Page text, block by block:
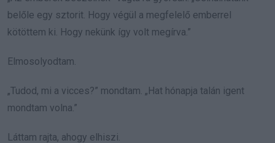
belőle egy sztorit. Hogy végül a megfelelő emberrel
kötöttem ki. Hogy nekünk így volt megírva.”
Elmosolyodtam.
„Tudod, mi a vicces?” mondtam. „Hat hónapja talán igent
mondtam volna.”
Láttam rajta, ahogy elhiszi.